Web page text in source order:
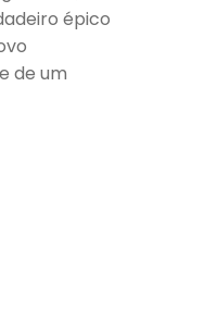
épico
de um